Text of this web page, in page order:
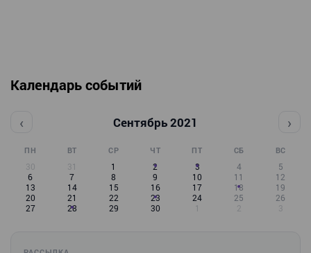
Календарь событий
‹ Сентябрь 2021 ›
ПН ВТ СР ЧТ ПТ СБ ВС
30 31 1 2 3 4
5
6
7 8 9 10 11
12
13
14 15 16 17 18
19
20
21 22 23 24 25
26
27
28 29 30 1 2 3